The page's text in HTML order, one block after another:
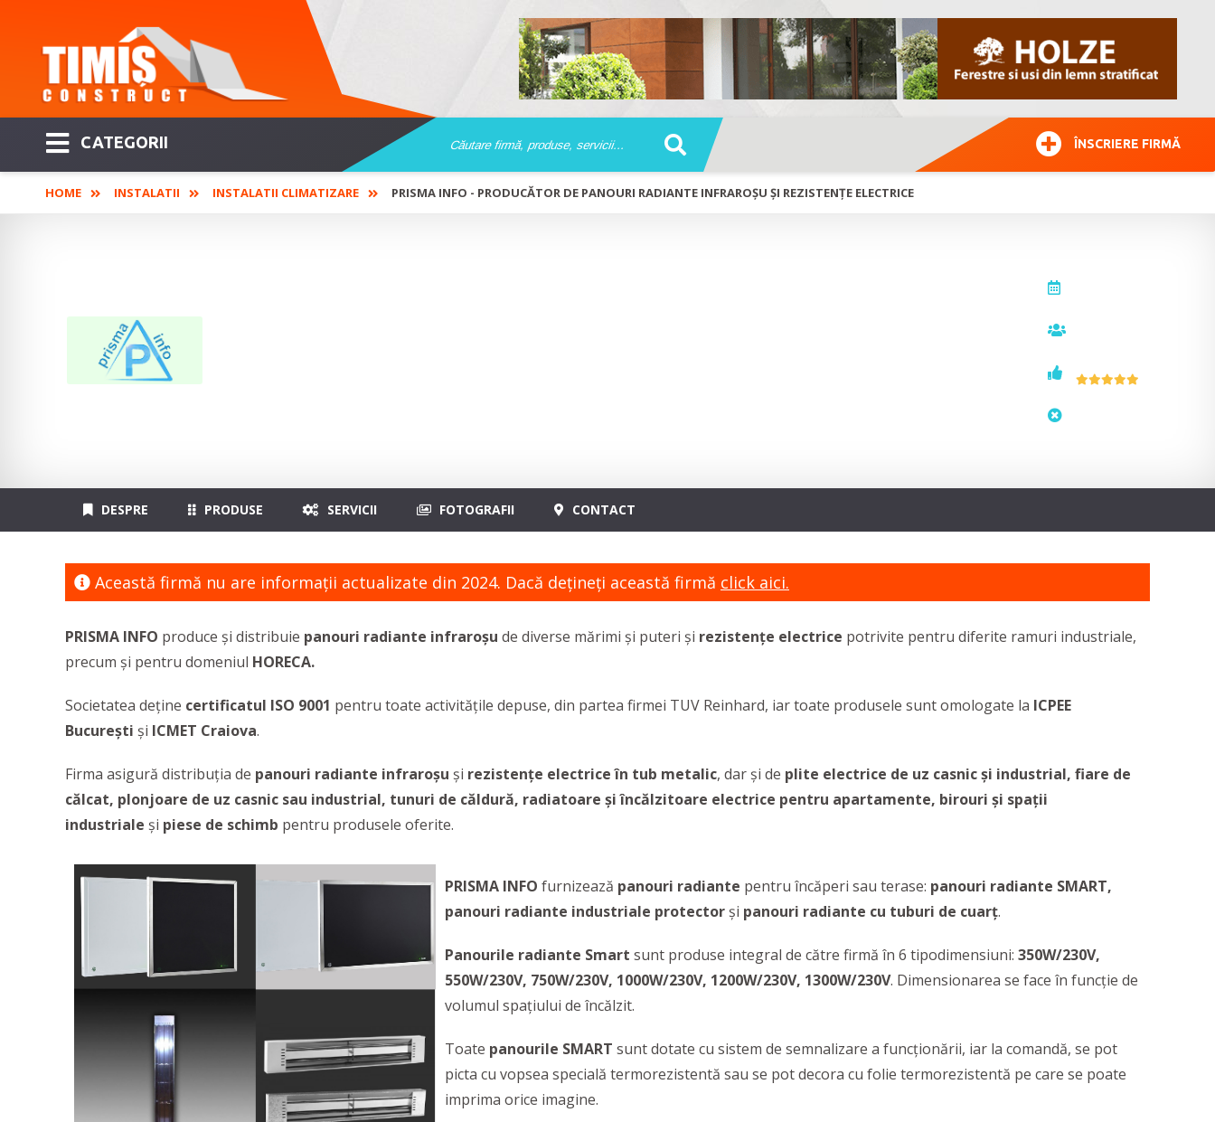
CATEGORII ÎNSCRIERE FIRMĂ
HOME INSTALATII INSTALATII CLIMATIZARE PRISMA INFO - PRODUCĂTOR DE PANOURI RADIANTE INFRAROȘU ŞI REZISTENȚE ELECTRICE
DESPRE PRODUSE SERVICII FOTOGRAFII CONTACT
Această firmă nu are informaţii actualizate din 2024. Dacă dețineți această firmă click aici.
PRISMA INFO produce şi distribuie panouri radiante infraroșu de diverse mărimi și puteri și rezistențe electrice potrivite pentru diferite ramuri industriale,
precum şi pentru domeniul HORECA.
Societatea deține certificatul ISO 9001 pentru toate activitățile depuse, din partea firmei TUV Reinhard, iar toate produsele sunt omologate la ICPEE
București și ICMET Craiova.
Firma asigură distribuția de panouri radiante infraroșu și rezistențe electrice în tub metalic, dar și de plite electrice de uz casnic și industrial, fiare de
călcat, plonjoare de uz casnic sau industrial, tunuri de căldură, radiatoare și încălzitoare electrice pentru apartamente, birouri și spații
industriale și piese de schimb pentru produsele oferite.
PRISMA INFO furnizează panouri radiante pentru încăperi sau terase: panouri radiante SMART,
panouri radiante industriale protector și panouri radiante cu tuburi de cuarț.
Panourile radiante Smart sunt produse integral de către firmă în 6 tipodimensiuni: 350W/230V,
550W/230V, 750W/230V, 1000W/230V, 1200W/230V, 1300W/230V. Dimensionarea se face în funcție de
volumul spațiului de încălzit.
Toate panourile SMART sunt dotate cu sistem de semnalizare a funcționării, iar la comandă, se pot
picta cu vopsea specială termorezistentă sau se pot decora cu folie termorezistentă pe care se poate
imprima orice imagine.